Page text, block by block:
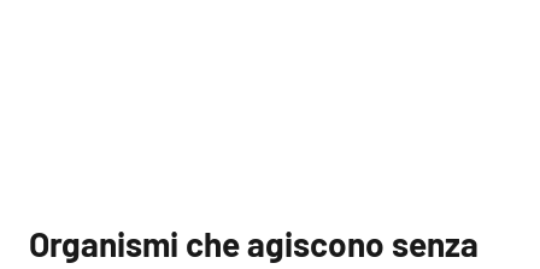
Organismi che agiscono senza